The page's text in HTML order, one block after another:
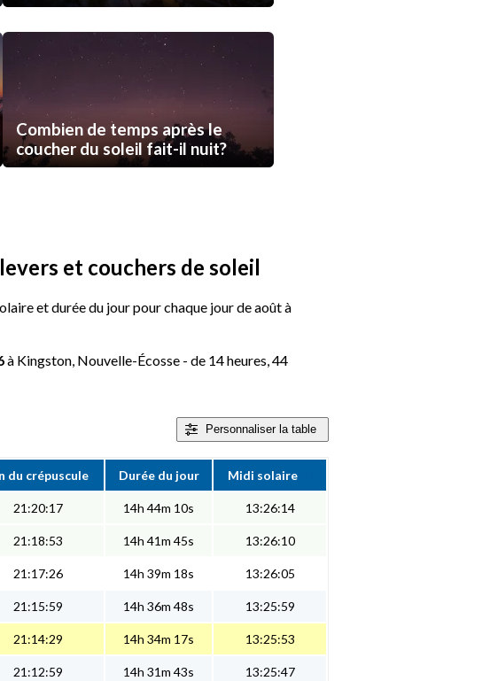
Combien de temps après le
coucher du soleil fait-il nuit?
et couchers de soleil
et durée du jour pour chaque jour de août à
à Kingston, Nouvelle-Écosse - de 14 heures, 44
Personnaliserla table
du crépuscule Durée du jour Midi solaire
21:20:17 14h 44m 10s 13:26:14
21:18:53 14h 41m 45s 13:26:10
21:17:26 14h 39m 18s 13:26:05
21:15:59 14h 36m 48s 13:25:59
21:14:29 14h 34m 17s 13:25:53
21:12:59 14h 31m 43s 13:25:47